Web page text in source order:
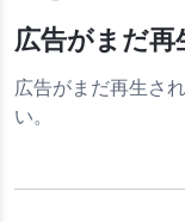
広告がまだ
広告がまだ再生さ
い。